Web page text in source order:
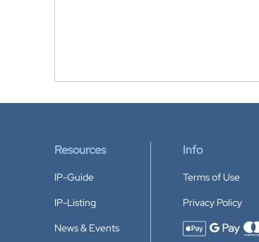
Resources
IP-Guide
IP-Listing
News & Events
Info
Terms of Use
Privacy Policy
Accepted payment